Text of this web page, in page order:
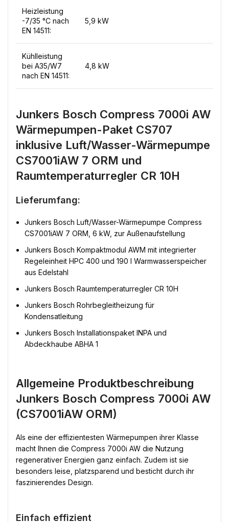
Heizleistung
-7/35 °C nach
EN 14511:
5,9 kW
Kühlleistung
bei A35/W7
nach EN 14511:
4,8 kW
Junkers Bosch Compress 7000i AW
Wärmepumpen-Paket CS707
inklusive Luft/Wasser-Wärmepumpe
CS7001iAW 7 ORM und
Raumtemperaturregler CR 10H
Lieferumfang:
Junkers Bosch Luft/Wasser-Wärmepumpe Compress
CS7001iAW 7 ORM, 6 kW, zur Außenaufstellung
Junkers Bosch Kompaktmodul AWM mit integrierter
Regeleinheit HPC 400 und 190 l Warmwasserspeicher
aus Edelstahl
Junkers Bosch Raumtemperaturregler CR 10H
Junkers Bosch Rohrbegleitheizung für
Kondensatleitung
Junkers Bosch Installationspaket INPA und
Abdeckhaube ABHA 1
Allgemeine Produktbeschreibung
Junkers Bosch Compress 7000i AW
(CS7001iAW ORM)
Als eine der effizientesten Wärmepumpen ihrer Klasse
macht Ihnen die Compress 7000i AW die Nutzung
regenerativer Energien ganz einfach. Zudem ist sie
besonders leise, platzsparend und besticht durch ihr
faszinierendes Design.
Einfach effizient